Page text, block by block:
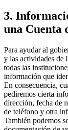
3.
una Cuenta
Para ayudar al
y las actividades de
todas las
información que
En consecuencia,
pediremos cierta
dirección, fecha de
de teléfono y otra
También podemos